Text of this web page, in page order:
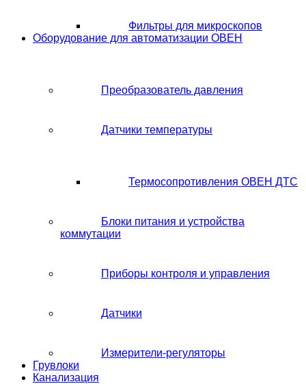
Фильтры для микроскопов
Оборудование для автоматизации ОВЕН
Преобразователь давления
Датчики температуры
Термосопротивления ОВЕН ДТС
Блоки питания и устройства
коммутации
Приборы контроля и управления
Датчики
Измерители-регуляторы
Грувлоки
Канализация